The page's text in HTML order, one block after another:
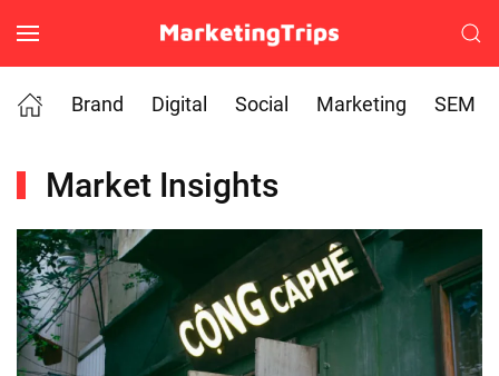
Skip to main content
Brand
Digital Social Marketing SEM
Market Insights